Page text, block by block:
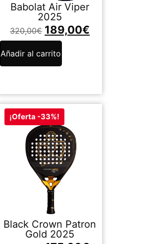
Babolat Air Viper
2025
320,00€ 189,00€
Añadir al carrito
¡Oferta -33%!
Black Crown Patron
Gold 2025